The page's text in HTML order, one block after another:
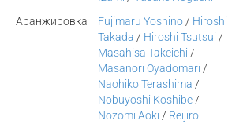
Аранжировка
Fujimaru Yoshino / Hiroshi
Takada / Hiroshi Tsutsui /
Masahisa Takeichi /
Masanori Oyadomari /
Naohiko Terashima /
Nobuyoshi Koshibe /
Nozomi Aoki / Reijiro